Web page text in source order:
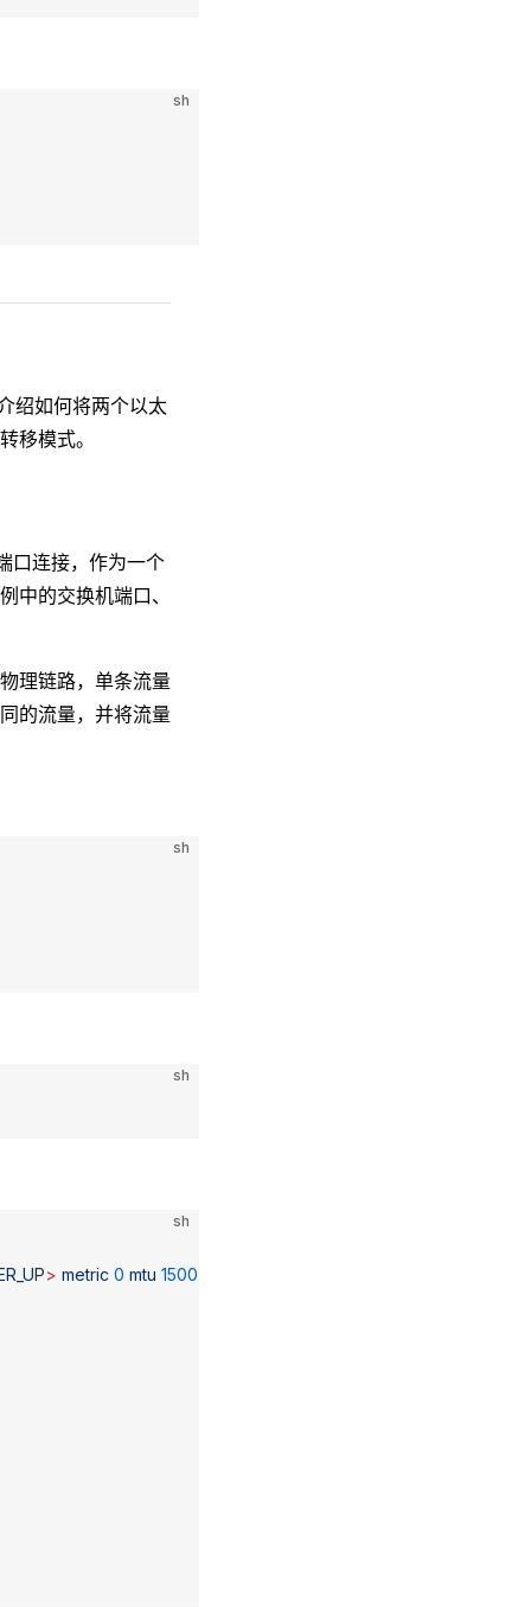
sh
绍如何将两个以太
移模式。
口连接，作为一个
中的交换机端口、
理链路，单条流量
的流量，并将流量
sh
sh
sh
P> metric 0 mtu 1500